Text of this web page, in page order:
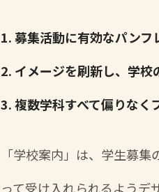
1. 募集活動に有効なパンフ
2. イメージを刷新し、学
3. 複数学科すべて偏りなく
「学校案内」は、学生募
って受け入れられるよう